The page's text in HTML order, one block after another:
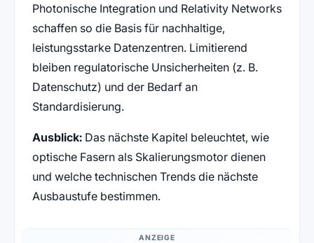
Photonische Integration und Relativity Networks
schaffen so die Basis für nachhaltige,
leistungsstarke Datenzentren. Limitierend
bleiben regulatorische Unsicherheiten (z. B.
Datenschutz) und der Bedarf an
Standardisierung.
Ausblick:Das nächste Kapitel beleuchtet, wie
optische Fasern als Skalierungsmotor dienen
und welche technischen Trends die nächste
Ausbaustufe bestimmen.
ANZEIGE